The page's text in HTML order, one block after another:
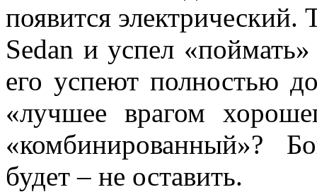
появится электрический.
Sedan и успел
его успеют полностью
«лучшее врагом
«комбинированный»?
будет – не оставить.